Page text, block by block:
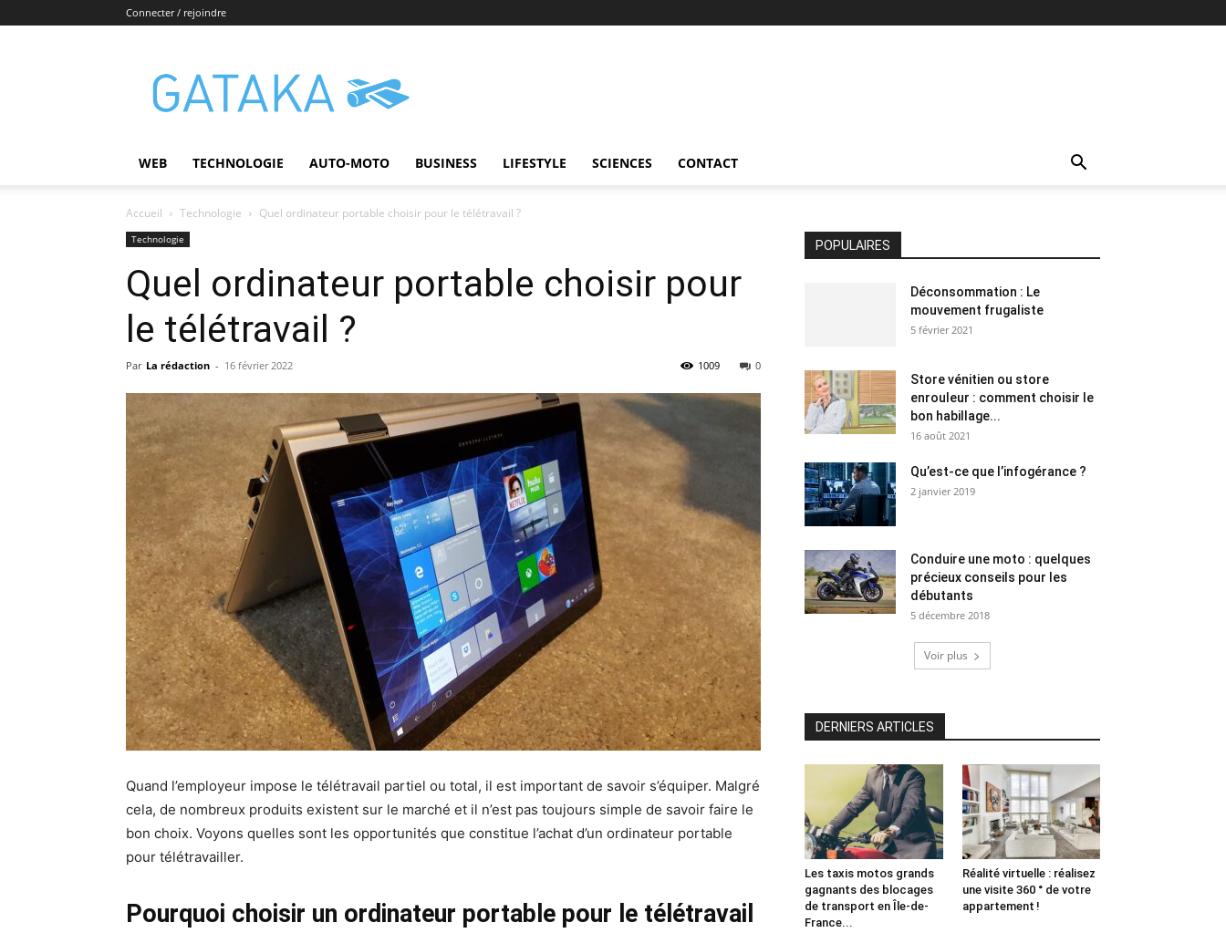
Connecter / rejoindre
WEB TECHNOLOGIE AUTO-MOTO BUSINESS LIFESTYLE SCIENCES CONTACT
Accueil Technologie Quel ordinateur portable choisir pour le télétravail ?
Technologie
Quel ordinateur portable choisir pour
le télétravail ?
Par La rédaction - 16 février 2022 0
1009
Quand l’employeur impose le télétravail partiel ou total, il est important de savoir s’équiper. Malgré
cela, de nombreux produits existent sur le marché et il n’est pas toujours simple de savoir faire le
bon choix. Voyons quelles sont les opportunités que constitue l’achat d’un ordinateur portable
pour télétravailler.
Pourquoi choisir un ordinateur portable pour le télétravail
POPULAIRES
Déconsommation : Le
mouvement frugaliste
5 février 2021
Store vénitien ou store
enrouleur : comment choisir le
bon habillage...
16 août 2021
Qu’est-ce que l’infogérance ?
2 janvier 2019
Conduire une moto : quelques
précieux conseils pour les
débutants
5 décembre 2018
Voir plus
DERNIERS ARTICLES
Les taxis motos grands
gagnants des blocages
de transport en Île-de-
France...
Réalité virtuelle : réalisez
une visite 360 ° de votre
appartement !